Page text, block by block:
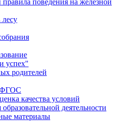
лесу
успех"
родителей
ФГОС
качества условий
деятельности
материалы